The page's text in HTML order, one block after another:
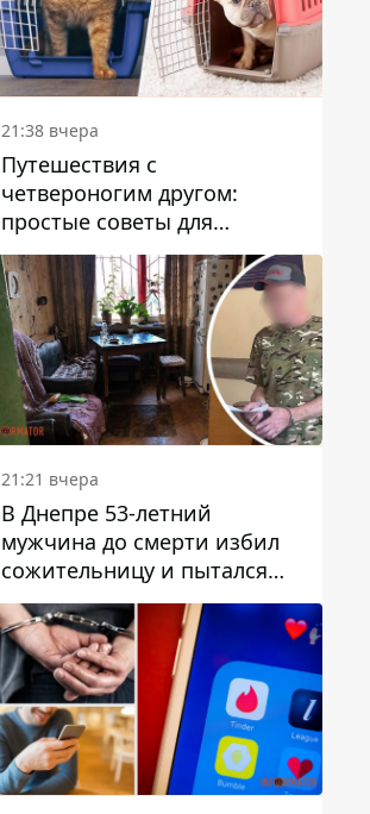
21:38 вчера
Путешествия с
четвероногим другом:
простые советы для
поездок с животными
21:21 вчера
В Днепре 53-летний
мужчина до смерти избил
сожительницу и пытался
скрыть преступление:
детали